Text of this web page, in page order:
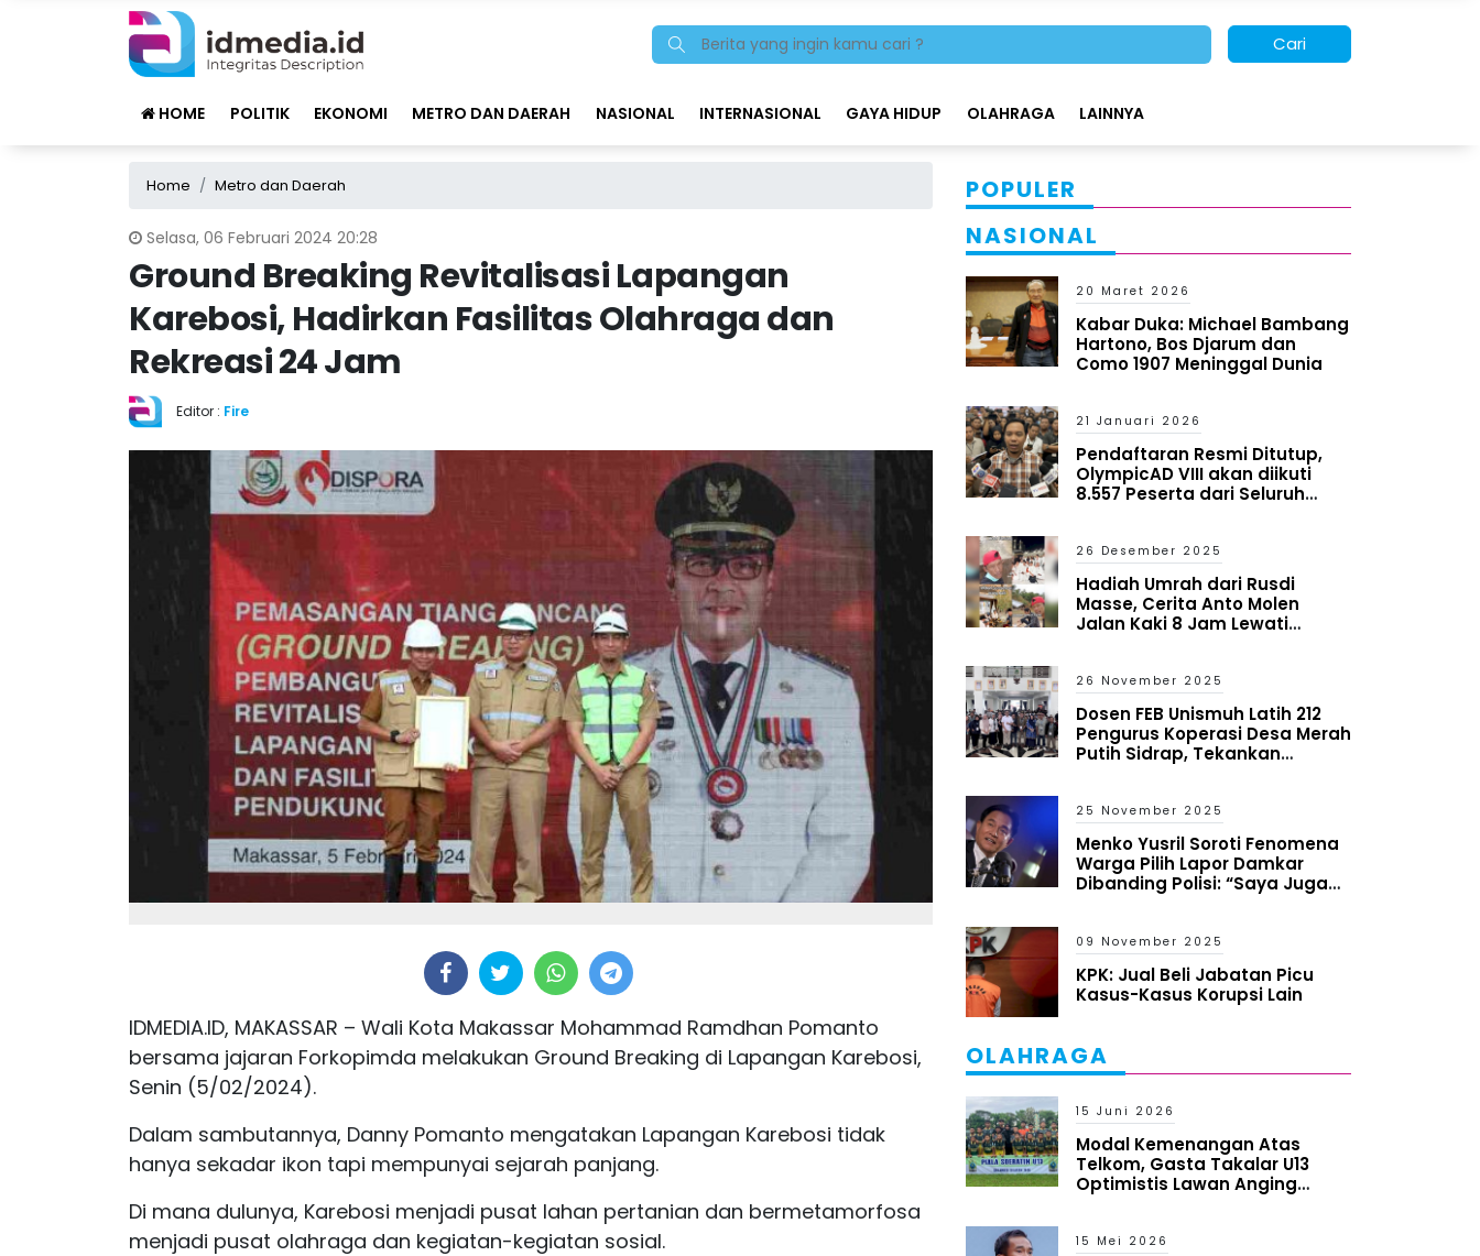
Cari
HOME POLITIK EKONOMI METRO DAN DAERAH NASIONAL INTERNASIONAL GAYA HIDUP OLAHRAGA LAINNYA
Home Metro dan Daerah
Selasa, 06 Februari 2024 20:28
Ground Breaking Revitalisasi Lapangan
Karebosi, Hadirkan Fasilitas Olahraga dan
Rekreasi 24 Jam
Editor : Fire
IDMEDIA.ID, MAKASSAR – Wali Kota Makassar Mohammad Ramdhan Pomanto
bersama jajaran Forkopimda melakukan Ground Breaking di Lapangan Karebosi,
Senin (5/02/2024).
Dalam sambutannya, Danny Pomanto mengatakan Lapangan Karebosi tidak
hanya sekadar ikon tapi mempunyai sejarah panjang.
Di mana dulunya, Karebosi menjadi pusat lahan pertanian dan bermetamorfosa
menjadi pusat olahraga dan kegiatan-kegiatan sosial.
POPULER
NASIONAL
20 Maret 2026
Kabar Duka: Michael Bambang
Hartono, Bos Djarum dan
Como 1907 Meninggal Dunia
21 Januari 2026
Pendaftaran Resmi Ditutup,
OlympicAD VIII akan diikuti
8.557 Peserta dari Seluruh
26 Desember 2025
Hadiah Umrah dari Rusdi
Masse, Cerita Anto Molen
Jalan Kaki 8 Jam Lewati
26 November 2025
Dosen FEB Unismuh Latih 212
Pengurus Koperasi Desa Merah
Putih Sidrap, Tekankan
25 November 2025
Menko Yusril Soroti Fenomena
Warga Pilih Lapor Damkar
Dibanding Polisi: “Saya Juga
09 November 2025
KPK: Jual Beli Jabatan Picu
Kasus-Kasus Korupsi Lain
OLAHRAGA
15 Juni 2026
Modal Kemenangan Atas
Telkom, Gasta Takalar U13
Optimistis Lawan Anging
15 Mei 2026